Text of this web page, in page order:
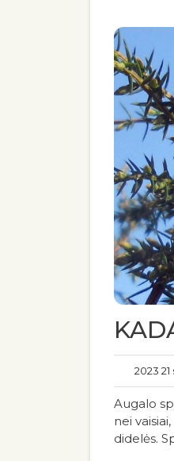
2023 21
Augalo
nei
didelės.